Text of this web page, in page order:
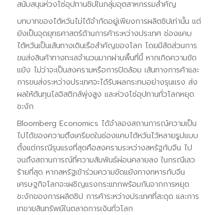
สนับสนุนห่วงโซ่อุปทานชิปในกลุ่มอุตสาหกรรมสำคัญ
บทบาทของไต้หวันไม่ได้จำกัดอยู่เพียงการผลิตชิปเท่านั้น แต่
ยังเป็นจุดยุทธศาสตร์ด้านการค้าระหว่างประเทศ ช่องแคบ
ไต้หวันเป็นเส้นทางเดินเรือสำคัญของโลก โดยมีสัดส่วนการ
ขนส่งสินค้าทางทะเลจำนวนมากผ่านพื้นที่นี้ หากเกิดความขัด
แย้ง ไม่ว่าจะเป็นสงครามหรือการปิดล้อม เส้นทางการค้าและ
การขนส่งระหว่างประเทศจะได้รับผลกระทบอย่างรุนแรง ส่ง
ผลให้ต้นทุนโลจิสติกส์พุ่งสูง และห่วงโซ่อุปทานทั่วโลกหยุด
ชะงัก
Bloomberg Economics ได้จำลองสถานการณ์ความเป็น
ไปได้ของความตึงเครียดในช่องแคบไต้หวันไว้หลายรูปแบบ
ตั้งแต่กรณีรุนแรงที่สุดคือสงครามระหว่างสหรัฐกับจีน ไป
จนถึงสถานการณ์ที่ความสัมพันธ์ผ่อนคลายลง ในกรณีเลว
ร้ายที่สุด หากสหรัฐเข้าร่วมความขัดแย้งทางทหารกับจีน
เศรษฐกิจโลกจะเผชิญแรงกระแทกพร้อมกันจากการหยุด
ชะงักของการผลิตชิป การค้าระหว่างประเทศที่สะดุด และการ
เทขายสินทรัพย์ในตลาดการเงินทั่วโลก